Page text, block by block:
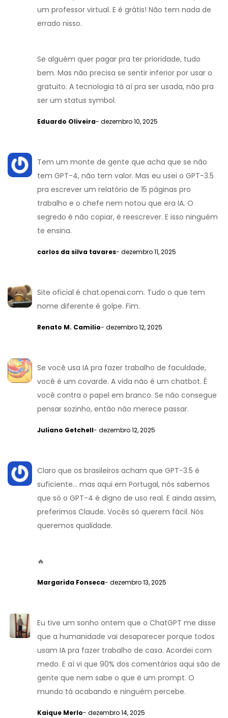
um professor virtual. E é grátis! Não tem nada de
errado nisso.
Se alguém quer pagar pra ter prioridade, tudo
bem. Mas não precisa se sentir inferior por usar o
gratuito. A tecnologia tá aí pra ser usada, não pra
ser um status symbol.
Eduardo Oliveira- dezembro 10, 2025
Tem um monte de gente que acha que se não
tem GPT-4, não tem valor. Mas eu usei o GPT-3.5
pra escrever um relatório de 15 páginas pro
trabalho e o chefe nem notou que era IA. O
segredo é não copiar, é reescrever. E isso ninguém
te ensina.
carlos da silva tavares- dezembro 11, 2025
Site oficial é chat.openai.com. Tudo o que tem
nome diferente é golpe. Fim.
Renato M. Camilio- dezembro 12, 2025
Se você usa IA pra fazer trabalho de faculdade,
você é um covarde. A vida não é um chatbot. É
você contra o papel em branco. Se não consegue
pensar sozinho, então não merece passar.
Juliano Getchell- dezembro 12, 2025
Claro que os brasileiros acham que GPT-3.5 é
suficiente... mas aqui em Portugal, nós sabemos
que só o GPT-4 é digno de uso real. E ainda assim,
preferimos Claude. Vocês só querem fácil. Nós
queremos qualidade.
🔥
Margarida Fonseca- dezembro 13, 2025
Eu tive um sonho ontem que o ChatGPT me disse
que a humanidade vai desaparecer porque todos
usam IA pra fazer trabalho de casa. Acordei com
medo. E aí vi que 90% dos comentários aqui são de
gente que nem sabe o que é um prompt. O
mundo tá acabando e ninguém percebe.
Kaique Merlo- dezembro 14, 2025